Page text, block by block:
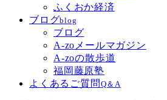
ふくおか経済
ブログblog
ブログ
A-zoメールマガジン
A-zoの散歩道
福岡藤原塾
よくあるご質問 Q＆A